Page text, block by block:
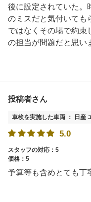
後に設定されていた。
のミスだと気付いても
ではなくその場で約束
の担当が問題だと思い
投稿者さん
車検を実施した車両 ： 日産
5.0
スタッフの対応：5
価格：5
予算等も含めとても丁